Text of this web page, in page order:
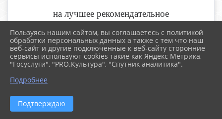
на лучшее рекомендательное
I. Общие положения
1.1. Настоящее Положение определяет
«Творчество в содружестве с
профессионализмом и инноватикой»
Пользуясь нашим сайтом, вы соглашаетесь с политикой
обработки персональных данных а также с тем что наш
веб-сайт и другие подключенные к веб-сайту сторонние
сервисы используют cookies такие как Яндекс Метрика,
"Госуслуги", "PRO.Культура", "Спутник аналитика".
Подробнее
Подтверждаю